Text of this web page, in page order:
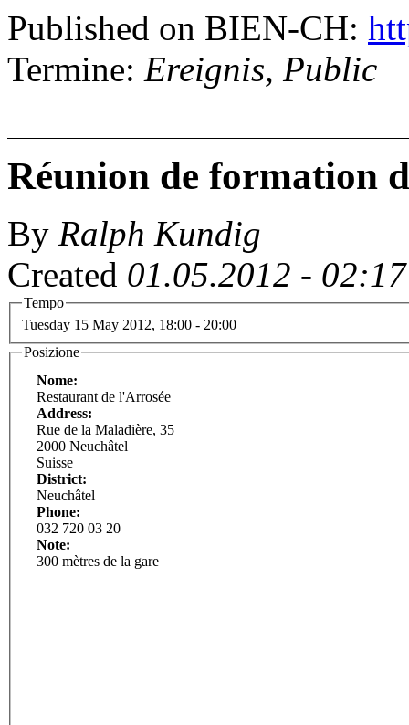
Published on BIEN-CH:
Termine: Ereignis, Public
Réunion de formation
By Ralph Kundig
Created 01.05.2012 - 02:17
Tempo
Tuesday 15 May 2012, 18:00 - 20:00
Posizione
Nome:
Restaurant de l'Arrosée
Address:
Rue de la Maladière, 35
2000 Neuchâtel
Suisse
District:
Neuchâtel
Phone:
032 720 03 20
Note:
300 mètres de la gare